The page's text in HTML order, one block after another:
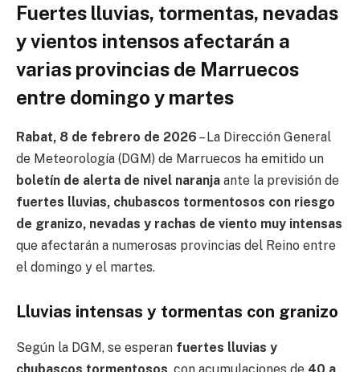
Fuertes lluvias, tormentas, nevadas
y vientos intensos afectarán a
varias provincias de Marruecos
entre domingo y martes
Rabat, 8 de febrero de 2026 – La Dirección General
de Meteorología (DGM) de Marruecos ha emitido un
boletín de alerta de nivel naranja ante la previsión de
fuertes lluvias, chubascos tormentosos con riesgo
de granizo, nevadas y rachas de viento muy intensas
que afectarán a numerosas provincias del Reino entre
el domingo y el martes.
Lluvias intensas y tormentas con granizo
Según la DGM, se esperan fuertes lluvias y
chubascos tormentosos, con acumulaciones de 40 a